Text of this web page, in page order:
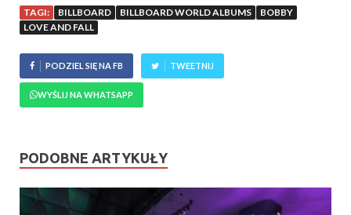
TAGI: BILLBOARD BILLBOARD WORLD ALBUMS
BOBBY
LOVE AND FALL
PODZIEL SIĘ NA FB TWEETNIJ
WYŚLIJ NA WHATSAPP
PODOBNE ARTYKUŁY